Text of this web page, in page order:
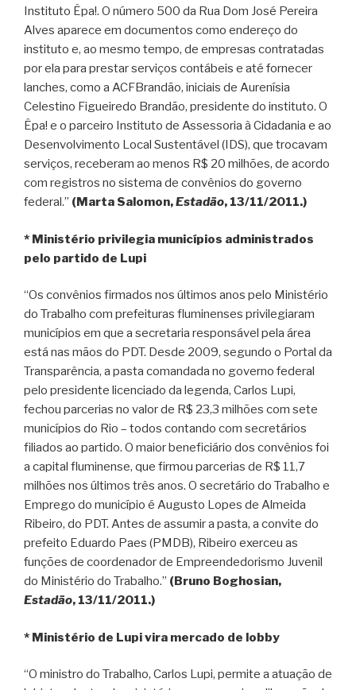
Instituto Êpa!. O número 500 da Rua Dom José Pereira
Alves aparece em documentos como endereço do
instituto e, ao mesmo tempo, de empresas contratadas
por ela para prestar serviços contábeis e até fornecer
lanches, como a ACFBrandão, iniciais de Aurenísia
Celestino Figueiredo Brandão, presidente do instituto. O
Êpa! e o parceiro Instituto de Assessoria à Cidadania e ao
Desenvolvimento Local Sustentável (IDS), que trocavam
serviços, receberam ao menos R$ 20 milhões, de acordo
com registros no sistema de convênios do governo
federal.” (Marta Salomon,Estadão, 13/11/2011.)
* Ministério privilegia municípios administrados
pelo partido de Lupi
“Os convênios firmados nos últimos anos pelo Ministério
do Trabalho com prefeituras fluminenses privilegiaram
municípios em que a secretaria responsável pela área
está nas mãos do PDT. Desde 2009, segundo o Portal da
Transparência, a pasta comandada no governo federal
pelo presidente licenciado da legenda, Carlos Lupi,
fechou parcerias no valor de R$ 23,3 milhões com sete
municípios do Rio – todos contando com secretários
filiados ao partido. O maior beneficiário dos convênios foi
a capital fluminense, que firmou parcerias de R$ 11,7
milhões nos últimos três anos. O secretário do Trabalho e
Emprego do município é Augusto Lopes de Almeida
Ribeiro, do PDT. Antes de assumir a pasta, a convite do
prefeito Eduardo Paes (PMDB), Ribeiro exerceu as
funções de coordenador de Empreendedorismo Juvenil
do Ministério do Trabalho.” (Bruno Boghosian,
Estadão, 13/11/2011.)
* Ministério de Lupi vira mercado de lobby
“O ministro do Trabalho, Carlos Lupi, permite a atuação de